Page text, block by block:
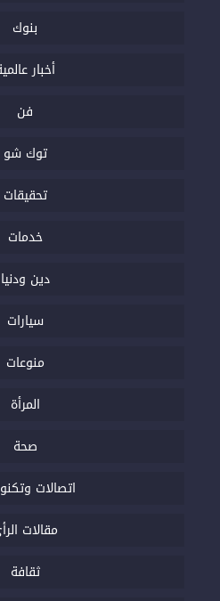
بنوك
أخبار
فن
توك شو
تحقيقات
خدمات
دين ودنيا
سيارات
منوعات
المرأة
صحة
اتصالات
مقالات
ثقافة